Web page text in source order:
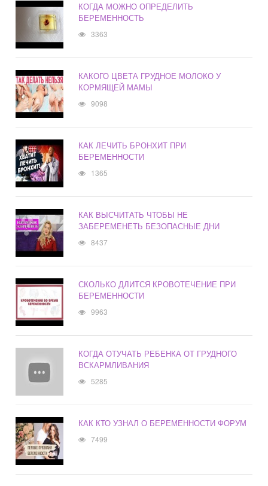
КОГДА МОЖНО ОПРЕДЕЛИТЬ
БЕРЕМЕННОСТЬ
3363
КАКОГО ЦВЕТА ГРУДНОЕ МОЛОКО У
КОРМЯЩЕЙ МАМЫ
9098
КАК ЛЕЧИТЬ БРОНХИТ ПРИ
БЕРЕМЕННОСТИ
1365
КАК ВЫСЧИТАТЬ ЧТОБЫ НЕ
ЗАБЕРЕМЕНЕТЬ БЕЗОПАСНЫЕ ДНИ
8437
СКОЛЬКО ДЛИТСЯ КРОВОТЕЧЕНИЕ ПРИ
БЕРЕМЕННОСТИ
9963
КОГДА ОТУЧАТЬ РЕБЕНКА ОТ ГРУДНОГО
ВСКАРМЛИВАНИЯ
5285
КАК КТО УЗНАЛ О БЕРЕМЕННОСТИ ФОРУМ
7499